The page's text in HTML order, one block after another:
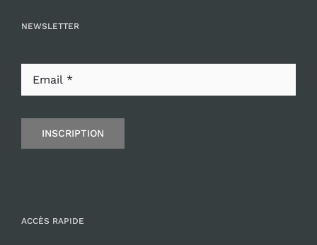
NEWSLETTER
INSCRIPTION
ACCÈS RAPIDE